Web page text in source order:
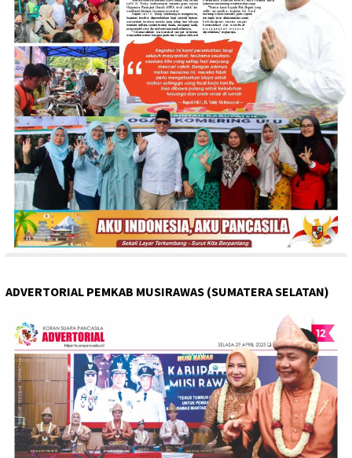
ADVERTORIAL PEMKAB MUSIRAWAS (SUMATERA SELATAN)